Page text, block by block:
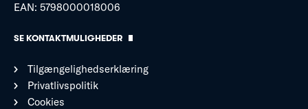
EAN: 5798000018006
SE KONTAKTMULIGHEDER
Tilgængelighedserklæring
Privatlivspolitik
Cookies